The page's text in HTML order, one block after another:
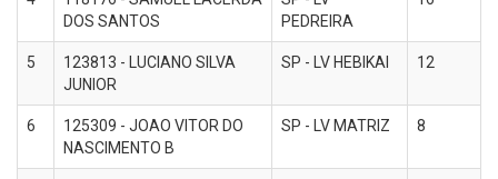
DOS SANTOS
PEDREIRA
5
123813 - LUCIANO SILVA
JUNIOR
SP - LV HEBIKAI 12
6
125309 - JOAO VITOR DO
NASCIMENTO B
SP - LV MATRIZ 8